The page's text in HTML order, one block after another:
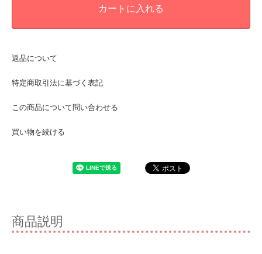
カートに入れる
返品について
特定商取引法に基づく表記
この商品について問い合わせる
買い物を続ける
商品説明